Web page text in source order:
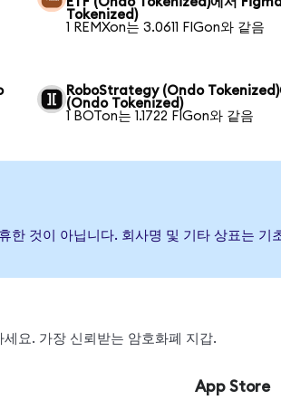
Tokenized)
1 REMXon는 3.0611 FIGon와 같음
RoboStrategy (Ondo
(Ondo Tokenized)
1 BOTon는 1.1722 FIGon와 같음
한 것이 아닙니다. 회사명 및 기타 상표는
요. 가장 신뢰받는 암호화폐 지갑.
App Store